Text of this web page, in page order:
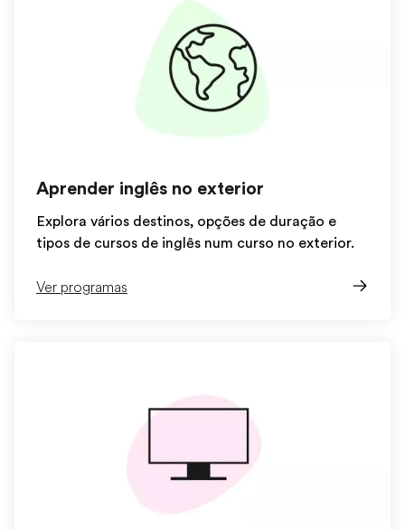
Aprender inglês no exterior
Explora vários destinos, opções de duração e
tipos de cursos de inglês num curso no exterior.
Ver programas